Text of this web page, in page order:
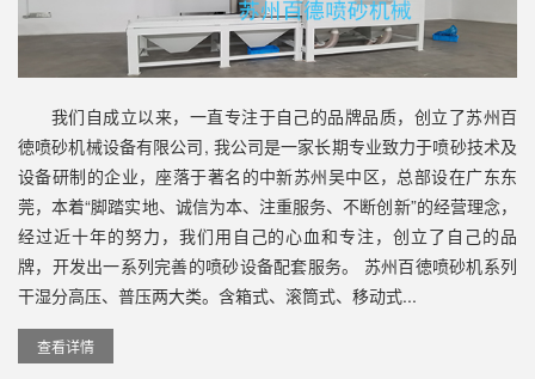
我们自成立以来，一直专注于自己的品牌品质，创立了苏州百
徳喷砂机械设备有限公司, 我公司是一家长期专业致力于喷砂技术及
设备研制的企业，座落于著名的中新苏州吴中区，总部设在广东东
莞，本着“脚踏实地、诚信为本、注重服务、不断创新”的经营理念，
经过近十年的努力，我们用自己的心血和专注，创立了自己的品
牌，开发出一系列完善的喷砂设备配套服务。 苏州百徳喷砂机系列
干湿分高压、普压两大类。含箱式、滚筒式、移动式...
查看详情